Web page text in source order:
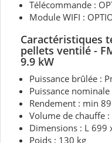
Télécommande :
Module WIFI :
Caractéristiques
pellets ventilé -
9.9 kW
Puissance brûlée :
Puissance
Rendement : min
Volume de chauffe
Dimensions : L 699
Poids : 130 kg